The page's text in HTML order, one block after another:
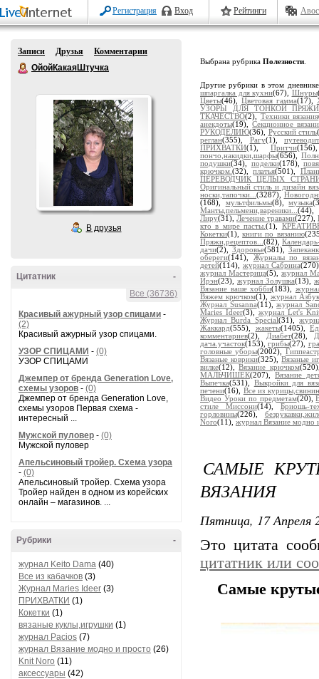
Регистрация Вход Рейтинги
Записи Друзья
Комментарии
ОйойКакаяШтучка
В друзья
-
Цитатник
Все (36736)
Красивый ажурный узор спицами -
(2)
Красивый ажурный узор спицами.
УЗОР СПИЦАМИ - (0)
УЗОР СПИЦАМИ
Джемпер от бренда Generation Love,
схемы узоров - (0)
Джемпер от бренда Generation Love,
схемы узоров Первая схема -
интересный ...
Мужской пуловер - (0)
Мужской пуловер
Апельсиновый тройер. Схема узора
- (0)
Апельсиновый тройер. Схема узора
Тройер найден в одном из корейских
онлайн – магазинов. ...
-
Рубрики
журнал Keito Dama (40)
Все из кабачков (3)
Журнал Maries Ideer (3)
ПРИХВАТКИ (1)
Кокетки (1)
вязаные куклы,игрушки (1)
журнал Pacios (7)
журнал Вязание модно и просто (26)
Knit Noro (11)
аксессуары (42)
Выбрана рубрика Полезности
Другие рубрики в этом
шпаргалка для кухни(67), Шнуры
Цветы(46), Цветовая гамма(17),
УЗОРЫ ДЛЯ ТОНКОЙ
ТКАЧЕСТВО(2), Техники вязания
анекдоты(19),Секционное
РУКОДЕЛИЮ(36), Русский стиль
реглан(355), Рагу(1),
ПРИХВАТКИ(1), Притчи
пончо,накидки,шарфы(656),
подушки(34), поделки(178),
крючком. (32),платья(501),
ПЕРЕВОДЧИК ЦЕЛЫХ
Оригинальный стиль и дизайн
носки,тапочки... (3287),
(168), мультфильмы(8),музыка
Манты,пельмени,вареники... (44),
Лиру(31), Лечение травами(227),
кто в мире пасты.(1),
Кокетки(1),книги по вязанию
Пряжи,рецептов... (82),
дачи(2), Здоровье(581),
обереги(141), Журналы по
детей(114), журнал Сабрина
журнал Мастерица(5),журнал
Ирэн(23), журнал Золушка(13),
Вязание ваше хобби(183),
Вяжем крючком(1), журнал
Журнал Susanna(11),журнал
Maries Ideer(3),журнал Let's
Журнал Burda Special(31),
Жаккард(555), жакеты(1405),
комментариев(2), Диабет(28),
дача.участок(153),грибы(27),
головные уборы(2002),
Вязаные коврики(325),Вязаные
вилке(12),Вязание крючком
МАЛЬЧИШЕК(207), Вязание
Выпечка(531), Выкройки для
печени(16), Все из
Видео Уроки по предметам(20),
стиле Миссони(14), Бриошь-
горловины(226),
Noro(11), журнал Вязание модно
САМЫЕ
ВЯЗАНИЯ
Пятница, 17 Апреля
Это цитата
цитатник или
Самые